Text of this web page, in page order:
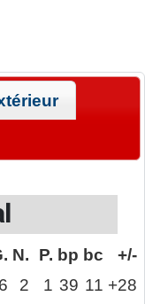
N. P. bp bc
+/-
2 1 39 11 +28